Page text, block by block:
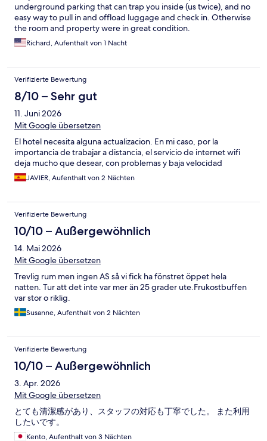
underground parking that can trap you inside (us twice), and no
easy way to pull in and offload luggage and check in. Otherwise
the room and property were in great condition.
Richard, Aufenthalt von 1 Nacht
Verifizierte Bewertung
8/10 – Sehr gut
11. Juni 2026
Mit Google übersetzen
El hotel necesita alguna actualizacion. En mi caso, por la
importancia de trabajar a distancia, el servicio de internet wifi
deja mucho que desear, con problemas y baja velocidad
JAVIER, Aufenthalt von 2 Nächten
Verifizierte Bewertung
10/10 – Außergewöhnlich
14. Mai 2026
Mit Google übersetzen
Trevlig rum men ingen AS så vi fick ha fönstret öppet hela
natten. Tur att det inte var mer än 25 grader ute.Frukostbuffen
var stor o riklig.
Susanne, Aufenthalt von 2 Nächten
Verifizierte Bewertung
10/10 – Außergewöhnlich
3. Apr. 2026
Mit Google übersetzen
とても清潔感があり、スタッフの対応も丁寧でした。 また利用
したいです。
Kento, Aufenthalt von 3 Nächten